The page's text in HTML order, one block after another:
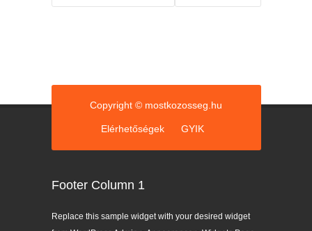
Copyright © mostkozosseg.hu
Elérhetőségek GYIK
Footer Column 1
Replace this sample widget with your desired widget